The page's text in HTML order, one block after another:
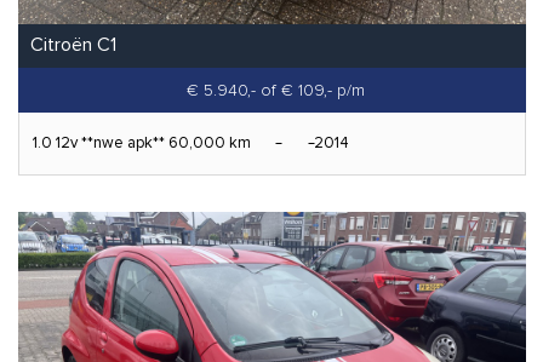
Citroën C1
€ 5.940,- of € 109,- p/m
1.0 12v **nwe apk** 60,000 km 2014